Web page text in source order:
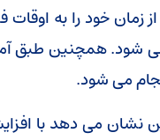
می شود.
نشان می دهد با